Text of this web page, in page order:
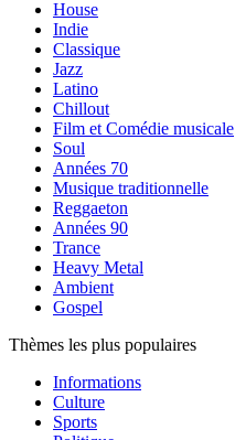
House
Indie
Classique
Jazz
Latino
Chillout
Film et Comédie musicale
Soul
Années 70
Musique traditionnelle
Reggaeton
Années 90
Trance
Heavy Metal
Ambient
Gospel
Thèmes les plus populaires
Informations
Culture
Sports